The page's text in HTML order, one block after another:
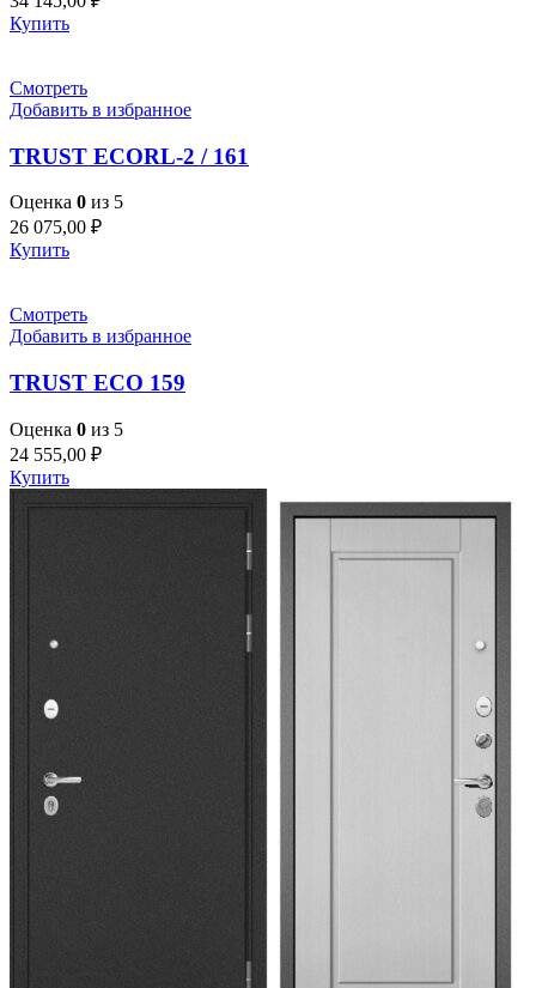
Купить
Смотреть
Добавить в избранное
TRUST ECORL-2 / 161
Оценка 0 из 5
26 075,00 ₽
Купить
Смотреть
Добавить в избранное
TRUST ECO 159
Оценка 0 из 5
24 555,00 ₽
Купить